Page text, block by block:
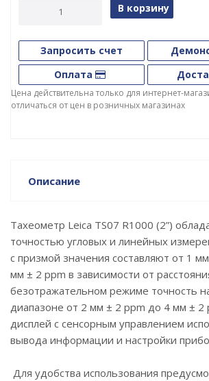
В корзину
Запросить счет
Оплата
Цена действительна только для интернет-
отличаться от цен в розничных магазинах
Описание
Тахеометр Leica TS07 R1000 (2”)
точностью угловых и линейных
с призмой значения составляют от 1
мм ± 2 ppm в зависимости от
безотражательном режиме точность
диапазоне от 2 мм ± 2 ppm до 4 мм ± 2
дисплей с сенсорным управлением
вывода информации и настройки
Для удобства использования